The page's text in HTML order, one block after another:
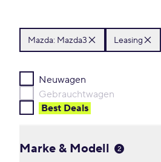
Mazda: Mazda3 Leasing
Neuwagen
Gebrauchtwagen
Best Deals
Marke & Modell 2